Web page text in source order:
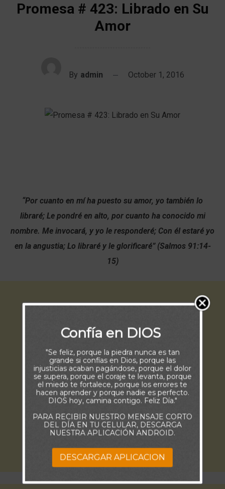
Promesa # 423: Librado en Su
Amor
By admin October 1, 2016
“Por cuanto en mí ha puesto su amor, yo también lo
libraré; Le pondré en alto, por cuanto ha conocido mi
nombre. Me invocará, y yo le responderé; Con él estaré yo
en la angustia;Lo libraré y le glorificaré” (Salmos 91:14-
15)
Confía en DIOS
"Se feliz, porque la piedra nunca es tan
grande si confías en Dios, porque las
injusticias acaban pagándose, porque el dolor
se supera, porque el coraje te levanta, porque
el miedo te fortalece, porque los errores te
hacen aprender y porque nadie es perfecto.
DIOS hoy, camina contigo. Feliz Día."
PARA RECIBIR NUESTRO MENSAJE CORTO
DEL DÍA EN TU CELULAR, DESCARGA
NUESTRA APLICACIÓN ANDROID.
DESCARGAR APLICACION